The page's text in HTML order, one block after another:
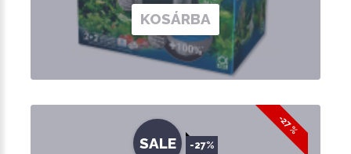
KOSÁRBA
-27 %
SALE -27%